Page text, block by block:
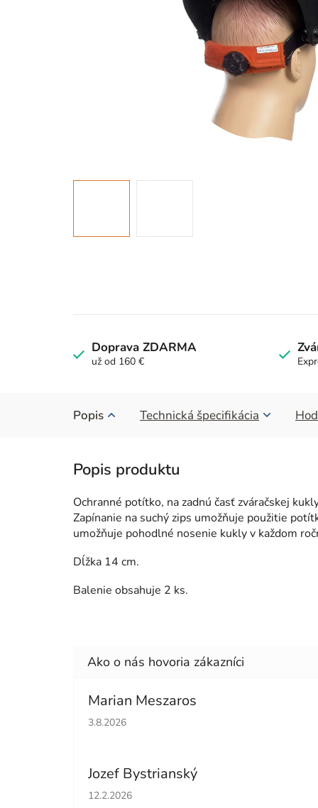
Doprava ZDARMA
už od 160 €
Popis Technická špecifikácia
Ochranné potítko, na zadnú časť zváračskej
Zapínanie na suchý zips umožňuje použitie
umožňuje pohodlné nosenie kukly v každom
Dĺžka 14 cm.
Balenie obsahuje 2 ks.
Marian Meszaros
Hodnotenie obchodu je 5 z 5 hviezdičiek.
3.8.2026
Jozef Bystrianský
Hodnotenie obchodu je 5 z 5 hviezdičiek.
12.2.2026